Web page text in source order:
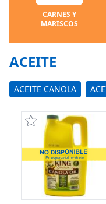
CARNES Y
MARISCOS
ACEITE
ACEITE CANOLA